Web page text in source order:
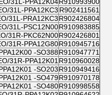
R902411561
31L-PPA12KC3
R902426804
31L-PRA12KC3
R910983885
31L-PSC12N00
R902426801
31R-PKC62N00
R910945716
31R-PPA12G80
R910947771
-SO388
R910960028
31R-PPA12K01
R910949416
-SO203
R910970178
-SO479
R910998558
-SO480